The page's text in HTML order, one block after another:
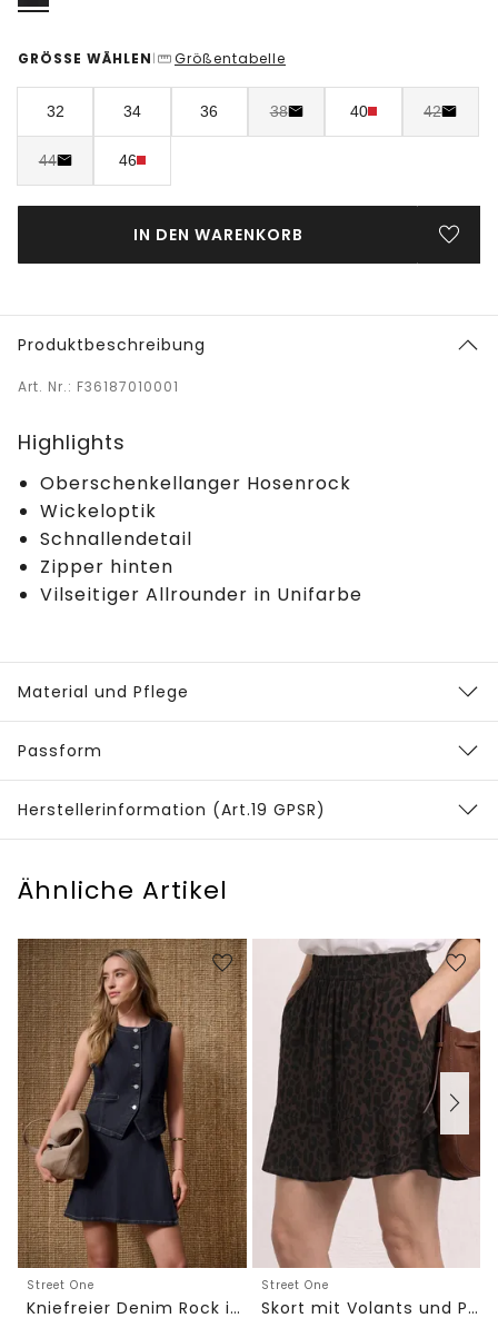
GRÖSSE WÄHLEN | Größentabelle
32 34 36 38 40 42
44 46
IN DEN WARENKORB
Produktbeschreibung
Art. Nr.: F36187010001
Highlights
Oberschenkellanger Hosenrock
Wickeloptik
Schnallendetail
Zipper hinten
Vilseitiger Allrounder in Unifarbe
Material und Pflege
Passform
Herstellerinformation (Art.19 GPSR)
Ähnliche Artikel
Street One
Kniefreier Denim Rock in Wickeloptik
Street One
Skort mit Volants und Print